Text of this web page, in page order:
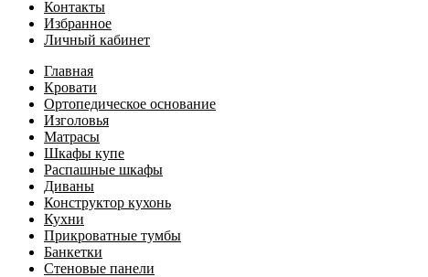
Контакты
Избранное
Личный кабинет
Главная
Кровати
Ортопедическое основание
Изголовья
Матрасы
Шкафы купе
Распашные шкафы
Диваны
Конструктор кухонь
Кухни
Прикроватные тумбы
Банкетки
Стеновые панели